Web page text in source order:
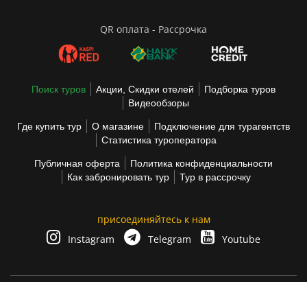
QR оплата - Рассрочка
Поиск туров Акции, Скидки отелей
Подборка туров
Видеообзоры
Где купить тур О магазине
Подключение для турагентств
Статистика туроператора
Публичная оферта
Политика конфиденциальности
Как забронировать тур
Тур в рассрочку
присоединяйтесь к нам
Instagram
Telegram Youtube